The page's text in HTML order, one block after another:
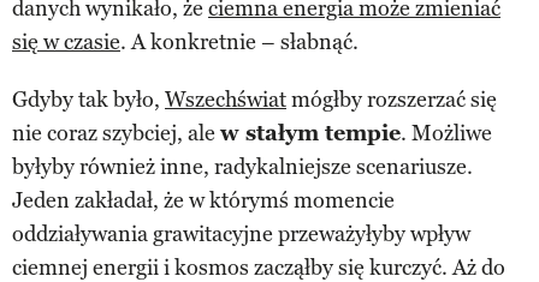
danych wynikało, że ciemna energia może zmieniać
się w czasie. A konkretnie – słabnąć.
Gdyby tak było, Wszechświatmógłby rozszerzać się
nie coraz szybciej, ale w stałym tempie. Możliwe
byłyby również inne, radykalniejsze scenariusze.
Jeden zakładał, że w którymś momencie
oddziaływania grawitacyjne przeważyłyby wpływ
ciemnej energii i kosmos zacząłby się kurczyć. Aż do